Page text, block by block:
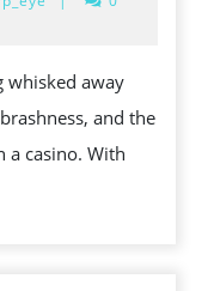
whisked away
and the
a casino. With